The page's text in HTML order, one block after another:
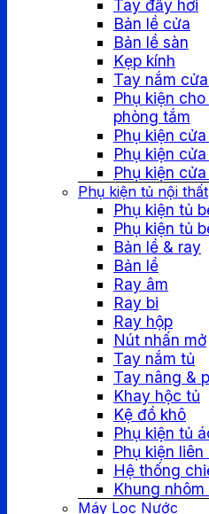
Tay đẩy hơi
Bản lề cửa
Bản lề sàn
Kẹp kính
Tay nắm
Phụ kiện
phòng tắm
Phụ kiện
Phụ kiện
Phụ kiện
Phụ kiện tủ nội thất
Phụ kiện tủ
Phụ kiện tủ
Bản lề & ray
Bản lề
Ray âm
Ray bi
Ray hộp
Nút nhấn mở
Tay nắm tủ
Tay nâng &
Khay hộc tủ
Kệ đồ khô
Phụ kiện tủ
Phụ kiện liên
Hệ thống
Khung
Máy Lọc Nước